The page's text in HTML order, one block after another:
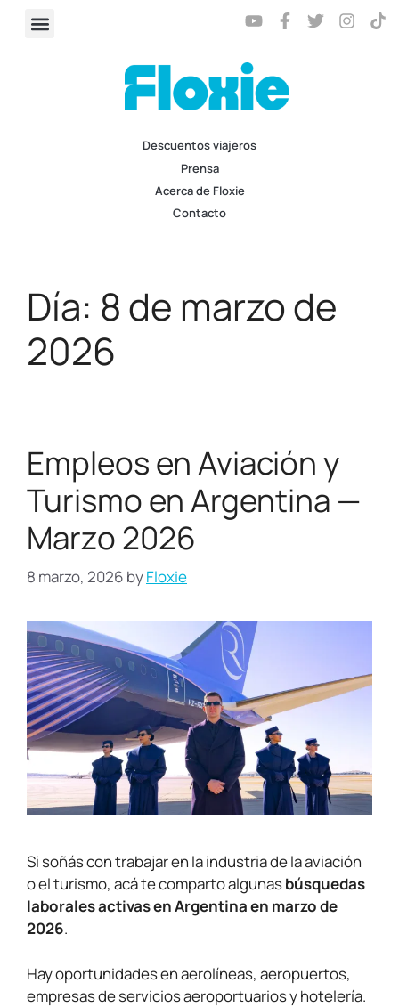
Descuentos viajeros
Prensa
Acerca de Floxie
Contacto
Día: 8 de marzo de
2026
Empleos en Aviación y
Turismo en Argentina —
Marzo 2026
8 marzo, 2026 byFloxie
Si soñás con trabajar en la industria de la aviación
o el turismo, acá te comparto algunasbúsquedas
laborales activas en Argentina en marzo de
2026.
Hay oportunidades en aerolíneas, aeropuertos,
empresas de servicios aeroportuarios y hotelería.